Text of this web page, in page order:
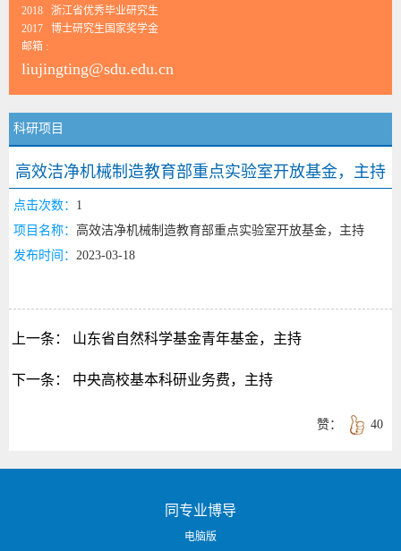
2018 浙江省优秀毕业研究生
2017 博士研究生国家奖学金
邮箱 :
liujingting@sdu.edu.cn
科研项目
高效洁净机械制造教育部重点实验室开放基金，主持
点击次数： 1
项目名称： 高效洁净机械制造教育部重点实验室开放基金，主持
发布时间： 2023-03-18
上一条： 山东省自然科学基金青年基金，主持
下一条： 中央高校基本科研业务费，主持
40
赞：
同专业博导
电脑版